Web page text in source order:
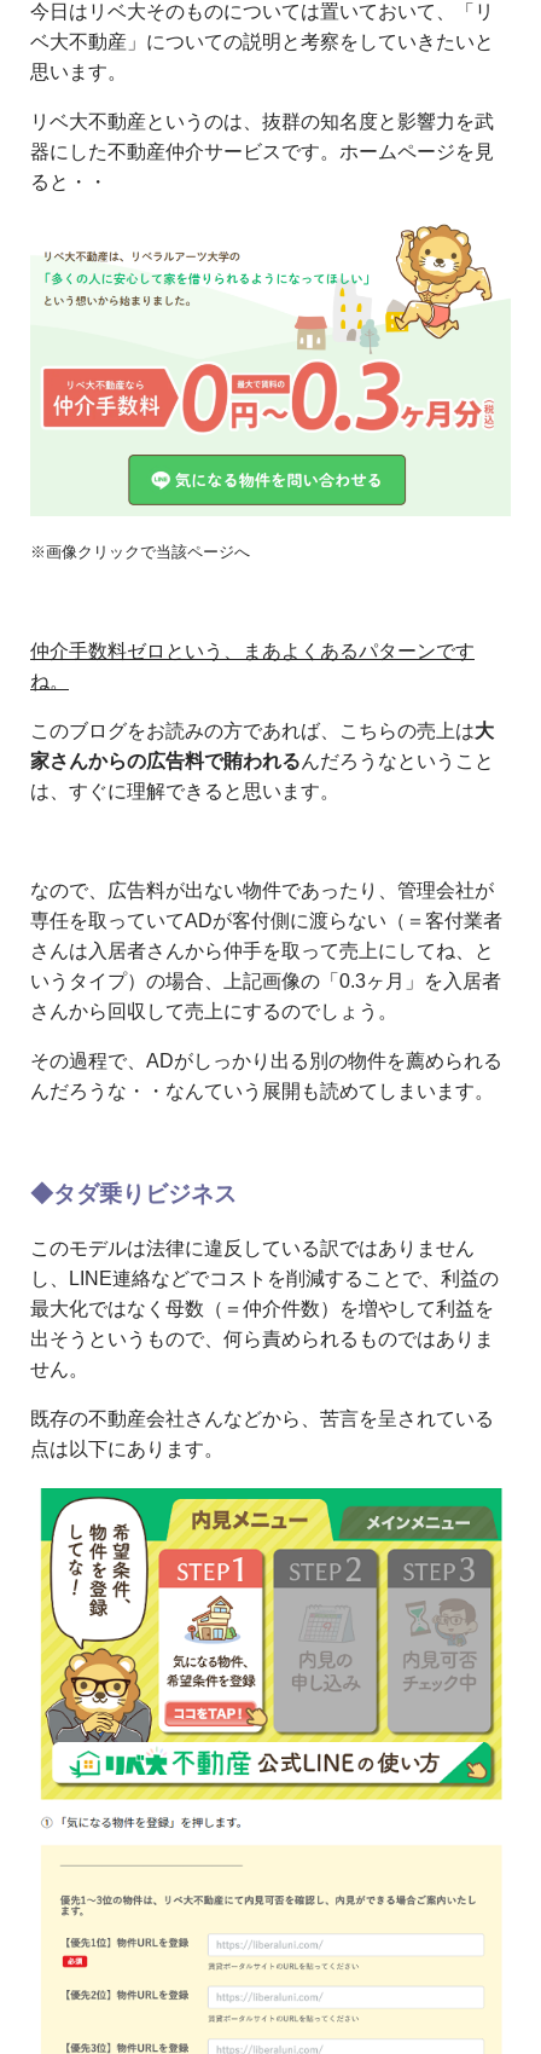
今日はリベ大そのものについては置いておいて、「リ
ベ大不動産」についての説明と考察をしていきたいと
思います。
リベ大不動産というのは、抜群の知名度と影響力を武
器にした不動産仲介サービスです。ホームページを見
ると・・
※画像クリックで当該ページへ
仲介手数料ゼロという、まあよくあるパターンです
ね。
このブログをお読みの方であれば、こちらの売上は大
家さんからの広告料で賄われるんだろうなということ
は、すぐに理解できると思います。
なので、広告料が出ない物件であったり、管理会社が
専任を取っていてADが客付側に渡らない（＝客付業者
さんは入居者さんから仲手を取って売上にしてね、と
いうタイプ）の場合、上記画像の「0.3ヶ月」を入居者
さんから回収して売上にするのでしょう。
その過程で、ADがしっかり出る別の物件を薦められる
んだろうな・・なんていう展開も読めてしまいます。
◆タダ乗りビジネス
このモデルは法律に違反している訳ではありません
し、LINE連絡などでコストを削減することで、利益の
最大化ではなく母数（＝仲介件数）を増やして利益を
出そうというもので、何ら責められるものではありま
せん。
既存の不動産会社さんなどから、苦言を呈されている
点は以下にあります。